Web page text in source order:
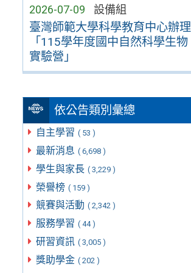
2026-07-09 設備組
臺灣師範大學科學教育中心辦理
「115學年度國中自然科學生物
實驗營」
依公告類別彙總
自主學習 ( 53 )
最新消息 ( 6,698 )
學生與家長 ( 3,229 )
榮譽榜 ( 159 )
競賽與活動 ( 2,342 )
服務學習 ( 44 )
研習資訊 ( 3,005 )
獎助學金 ( 202 )